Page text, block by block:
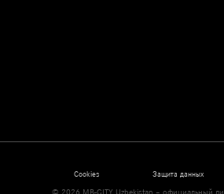
Cookies Защита данных